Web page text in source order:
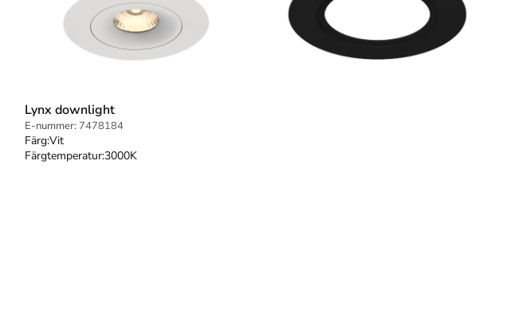
Lynx downlight
E-nummer: 7478184
Färg:Vit
Färgtemperatur:3000K